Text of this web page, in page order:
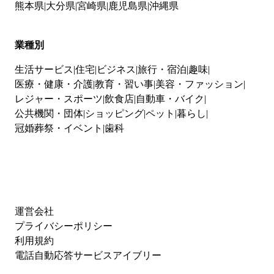
熊本県 大分県 宮崎県 鹿児島県 沖縄県
業種別
生活サービス 住宅 ビジネス 旅行・宿泊 趣味
医療・健康・介護教育・習い事 美容・ファッション
レジャー・スポーツ 飲食店 自動車・バイク
公共機関・団体 ショッピングペット 暮らし
冠婚葬祭・イベント 歯科
運営会社
プライバシーポリシー
利用規約
電話自動応答サービスアイブリー